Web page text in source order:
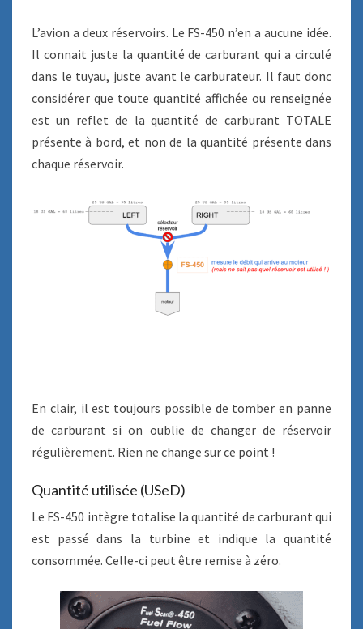
L’avion a deux réservoirs. Le FS-450 n’en a aucune idée.
Il connait juste la quantité de carburant qui a circulé
dans le tuyau, juste avant le carburateur. Il faut donc
considérer que toute quantité affichée ou renseignée
est un reflet de la quantité de carburant TOTALE
présente à bord, et non de la quantité présente dans
chaque réservoir.
En clair, il est toujours possible de tomber en panne
de carburant si on oublie de changer de réservoir
régulièrement. Rien ne change sur ce point !
Quantité utilisée (USeD)
Le FS-450 intègre totalise la quantité de carburant qui
est passé dans la turbine et indique la quantité
consommée. Celle-ci peut être remise à zéro.